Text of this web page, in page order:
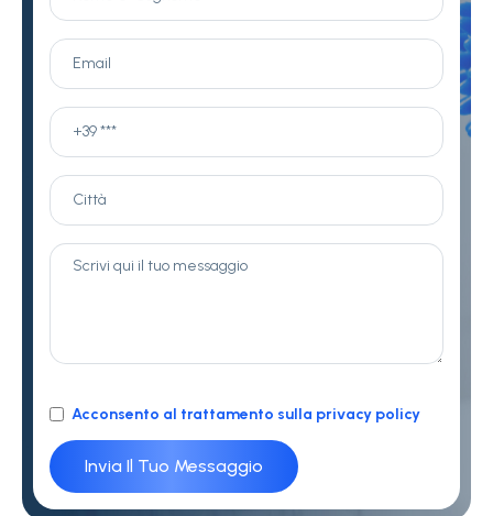
Acconsento al trattamento sulla privacy policy